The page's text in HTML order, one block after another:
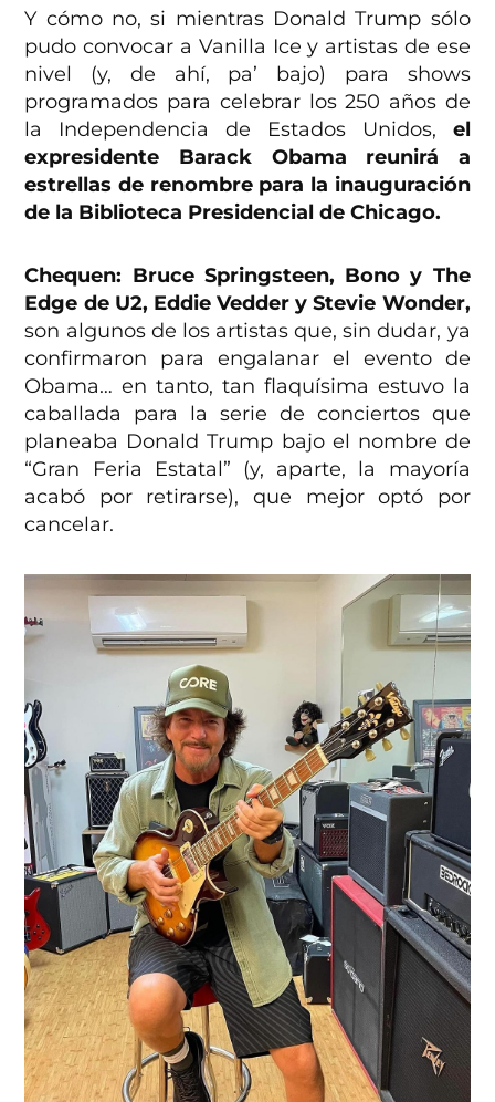
Y cómo no, si mientras Donald Trump sólo
pudo convocar a Vanilla Ice y artistas de ese
nivel (y, de ahí, pa’ bajo) para shows
programados para celebrar los 250 años de
la Independencia de Estados Unidos, el
expresidente Barack Obama reunirá a
estrellas de renombre para la inauguración
de la Biblioteca Presidencial de Chicago.
Chequen: Bruce Springsteen, Bono y The
Edge de U2, Eddie Vedder y Stevie Wonder,
son algunos de los artistas que, sin dudar, ya
confirmaron para engalanar el evento de
Obama… en tanto, tan flaquísima estuvo la
caballada para la serie de conciertos que
planeaba Donald Trump bajo el nombre de
“Gran Feria Estatal” (y, aparte, la mayoría
acabó por retirarse), que mejor optó por
cancelar.